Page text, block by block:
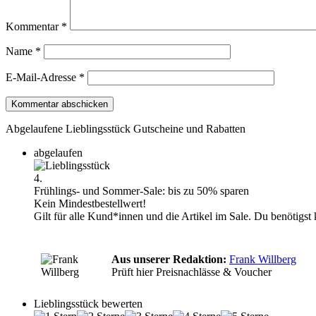
Kommentar *
Name *
E-Mail-Adresse *
Abgelaufene Lieblingsstück Gutscheine und Rabatten
abgelaufen
4.
Frühlings- und Sommer-Sale: bis zu 50% sparen
Kein Mindestbestellwert!
Gilt für alle Kund*innen und die Artikel im Sale. Du benötigst
Aus unserer Redaktion: Frank Willberg
Prüft hier Preisnachlässe & Voucher
Lieblingsstück bewerten